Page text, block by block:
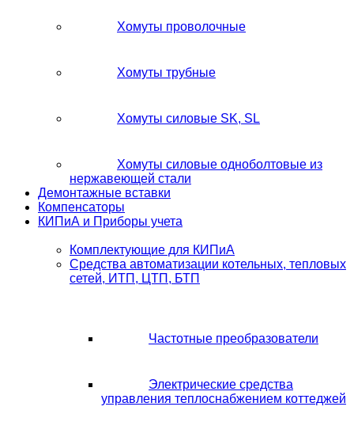
Хомуты проволочные
Хомуты трубные
Хомуты силовые SK, SL
Хомуты силовые одноболтовые из
нержавеющей стали
Демонтажные вставки
Компенсаторы
КИПиА и Приборы учета
Комплектующие для КИПиА
Средства автоматизации котельных, тепловых
сетей, ИТП, ЦТП, БТП
Частотные преобразователи
Электрические средства
управления теплоснабжением коттеджей